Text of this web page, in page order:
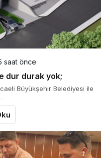
saat önce
dur durak yok;
Büyükşehir Belediyesi ile